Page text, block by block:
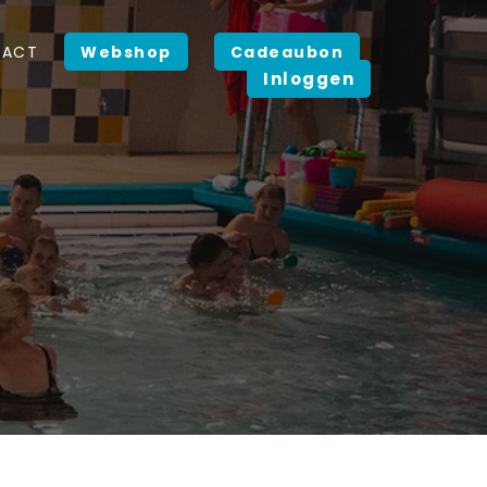
Webshop Cadeaubon
Inloggen